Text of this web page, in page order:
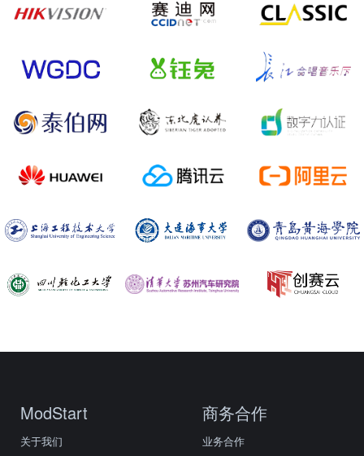
ModStart
关于我们
商务合作
业务合作